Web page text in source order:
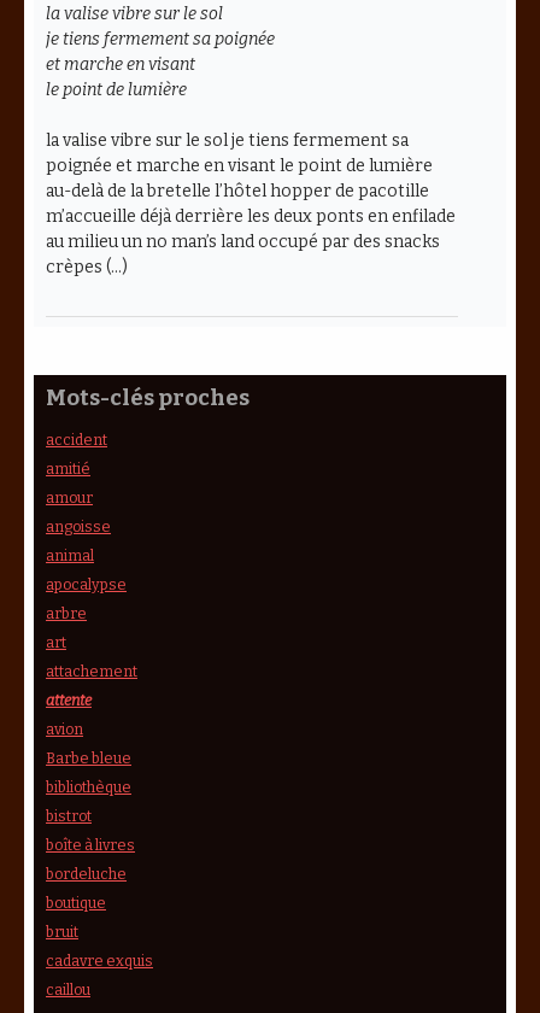
la valise vibre sur le sol
je tiens fermement sa poignée
et marche en visant
le point de lumière
la valise vibre sur le sol je tiens fermement sa
poignée et marche en visant le point de lumière
au-delà de la bretelle l’hôtel hopper de pacotille
m’accueille déjà derrière les deux ponts en enfilade
au milieu un no man’s land occupé par des snacks
crèpes (…)
Mots-clés proches
accident
amitié
amour
angoisse
animal
apocalypse
arbre
art
attachement
attente
avion
Barbe bleue
bibliothèque
bistrot
boîte à livres
bordeluche
boutique
bruit
cadavre exquis
caillou